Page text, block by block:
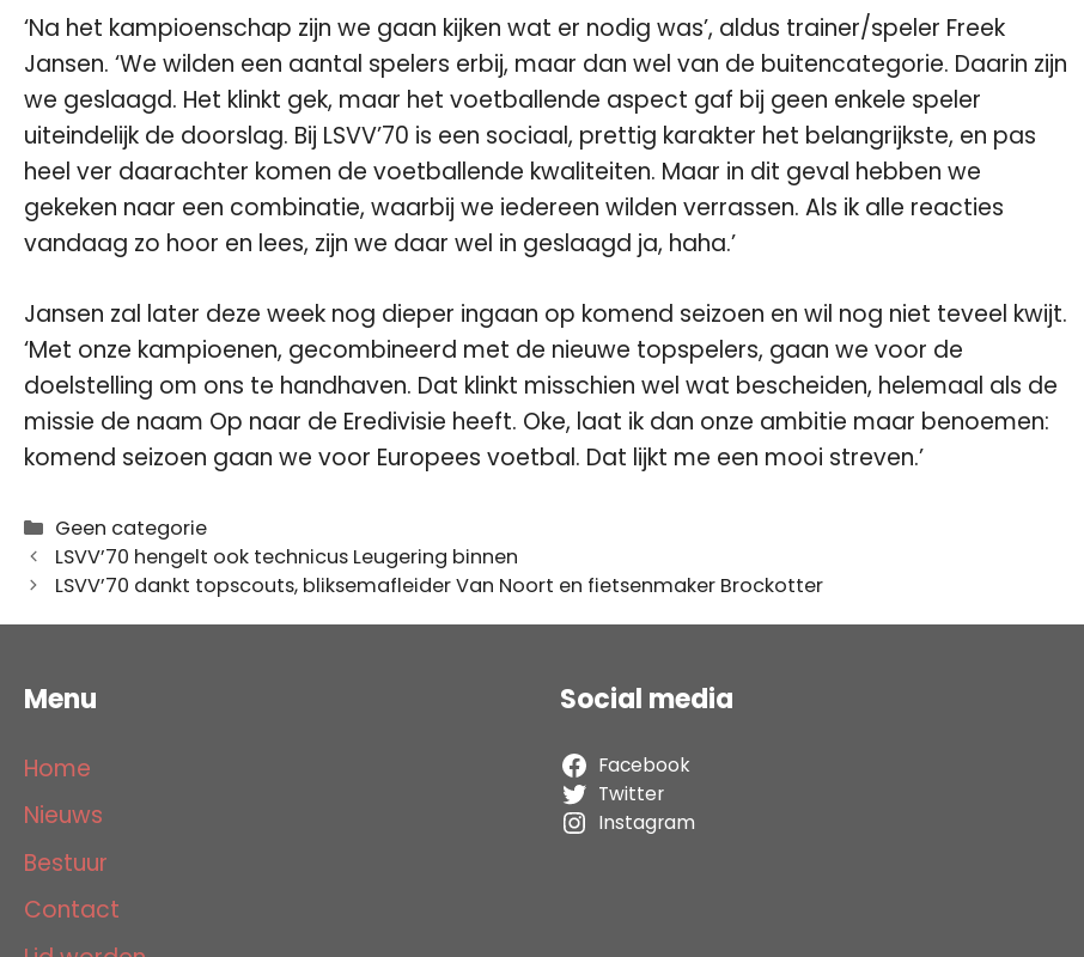
‘Na het kampioenschap zijn we gaan kijken wat er nodig was’, aldus trainer/speler Freek
Jansen. ‘We wilden een aantal spelers erbij, maar dan wel van de buitencategorie. Daarin zijn
we geslaagd. Het klinkt gek, maar het voetballende aspect gaf bij geen enkele speler
uiteindelijk de doorslag. Bij LSVV’70 is een sociaal, prettig karakter het belangrijkste, en pas
heel ver daarachter komen de voetballende kwaliteiten. Maar in dit geval hebben we
gekeken naar een combinatie, waarbij we iedereen wilden verrassen. Als ik alle reacties
vandaag zo hoor en lees, zijn we daar wel in geslaagd ja, haha.’
Jansen zal later deze week nog dieper ingaan op komend seizoen en wil nog niet teveel kwijt.
‘Met onze kampioenen, gecombineerd met de nieuwe topspelers, gaan we voor de
doelstelling om ons te handhaven. Dat klinkt misschien wel wat bescheiden, helemaal als de
missie de naam Op naar de Eredivisie heeft. Oke, laat ik dan onze ambitie maar benoemen:
komend seizoen gaan we voor Europees voetbal. Dat lijkt me een mooi streven.’
Categorieën
Geen categorie
LSVV’70 hengelt ook technicus Leugering binnen
LSVV’70 dankt topscouts, bliksemafleider Van Noort en fietsenmaker Brockotter
Menu
Home
Nieuws
Bestuur
Contact
Social media
Facebook
Twitter
Instagram